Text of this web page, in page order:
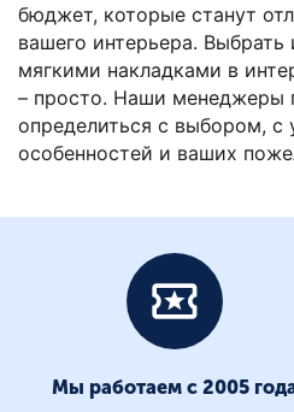
бюджет, которые станут
вашего интерьера. Выбрать
мягкими накладками в
– просто. Наши менеджеры
определиться с выбором, с
особенностей и ваших
Мы работаем с 2005